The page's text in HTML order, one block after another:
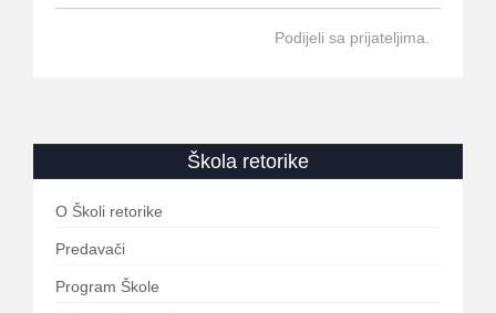
Podijeli sa prijateljima.
Škola retorike
O Školi retorike
Predavači
Program Škole